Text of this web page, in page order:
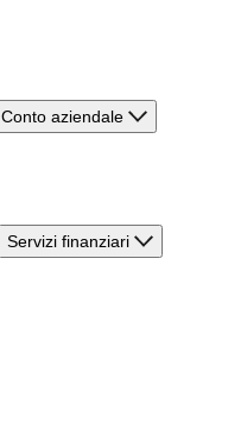
Conto aziendale
Servizi finanziari